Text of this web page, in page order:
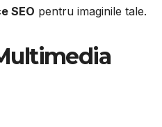
SEO pentru imaginile tale.